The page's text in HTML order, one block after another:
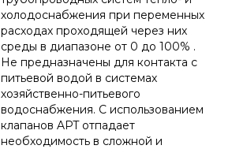
холодоснабжения при переменных
расходах проходящей через них
среды в диапазоне от 0 до 100% .
Не предназначены для контакта с
питьевой водой в системах
хозяйственно-питьевого
водоснабжения. С использованием
клапанов APT отпадает
необходимость в сложной и